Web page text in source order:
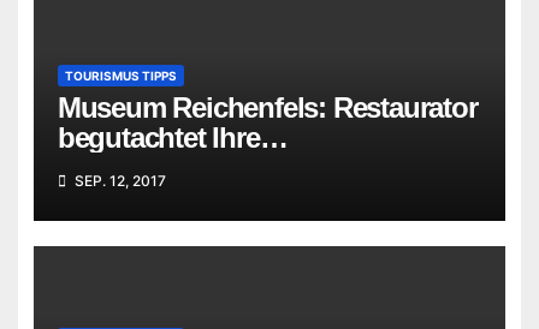
TOURISMUS TIPPS
Museum Reichenfels: Restaurator
begutachtet Ihre
„Familienschätze“
SEP. 12, 2017